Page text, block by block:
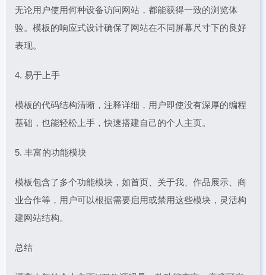
无论用户使用何种设备访问网站，都能获得一致的浏览体
验。模板的响应式设计确保了网站在不同屏幕尺寸下的良好
表现。
4. 易于上手
模板的代码结构清晰，注释详细，用户即使没有深厚的编程
基础，也能轻松上手，快速搭建自己的个人主页。
5. 丰富的功能模块
模板包含了多个功能模块，如首页、关于我、作品展示、商
业合作等，用户可以根据需要启用或禁用这些模块，灵活构
建网站结构。
总结